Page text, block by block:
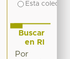
Esta
Buscar
en RI
Por